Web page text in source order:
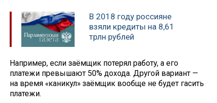
В 2018 году россияне
взяли кредиты на 8,61
трлн рублей
Например, если заёмщик потерял работу, а его
платежи превышают 50% дохода. Другой вариант —
на время «каникул» заёмщик вообще не будет гасить
платежи.